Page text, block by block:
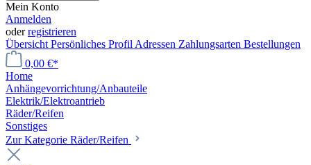
Mein Konto
Anmelden
oderregistrieren
Übersicht Persönliches Profil Adressen Zahlungsarten Bestellungen
0,00 €*
Home
Anhängevorrichtung/Anbauteile
Elektrik/Elektroantrieb
Räder/Reifen
Sonstiges
Zur Kategorie Räder/Reifen